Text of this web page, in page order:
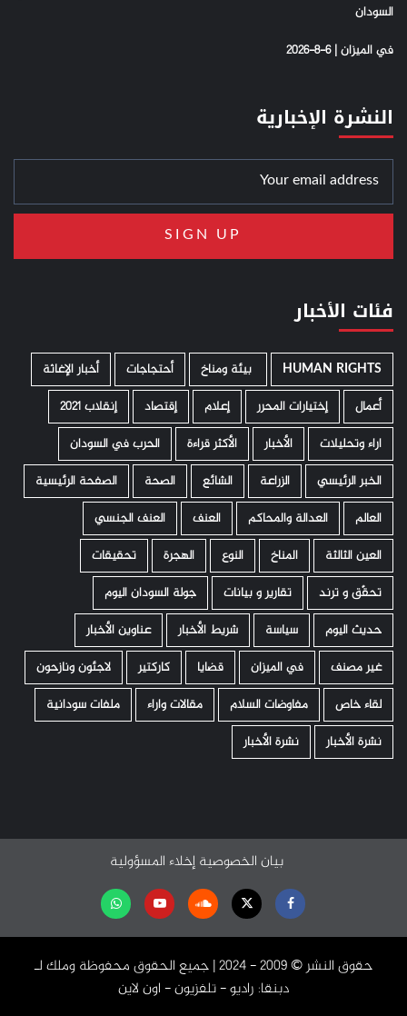
السودان
في الميزان | 6-8-2026
النشرة الإخبارية
فئات الأخبار
HUMAN RIGHTS ­ بيئة ومناخ أحتجاجات
أخبار الإغاثة
أعمال
إختيارات المحرر إعلام إقتصاد
إنقلاب 2021
اراء وتحليلات
الأخبار الأكثر قراءة
الحرب في السودان
الخبر الرئيسي
الزراعة الشائع الصحة
الصفحة الرئيسية
العالم
العدالة والمحاكم العنف
العنف الجنسي
العين الثالثة
المناخ النوع الهجرة
تحقيقات
تحقّق و ترند
تقارير و بيانات
جولة السودان اليوم
حديث اليوم
سياسة شريط الأخبار
عناوين الأخبار
غير مصنف
في الميزان قضايا كاركتير
لاجئون ونازحون
لقاء خاص
مفاوضات السلام مقالات واراء
ملفات سودانية
نشرة الأخبار
نشرة الأخبار
بيان الخصوصية إخلاء المسؤولية
Facebook
Twitter
Soundcloud
Youtubeتابعنا
واتساب
حقوق النشر ©️ 2009 - 2024 | جميع الحقوق محفوظة وملك لـ
دبنقا: راديو - تلفزيون - اون لاين